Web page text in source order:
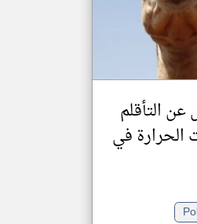
التأقلم
الحرارة في